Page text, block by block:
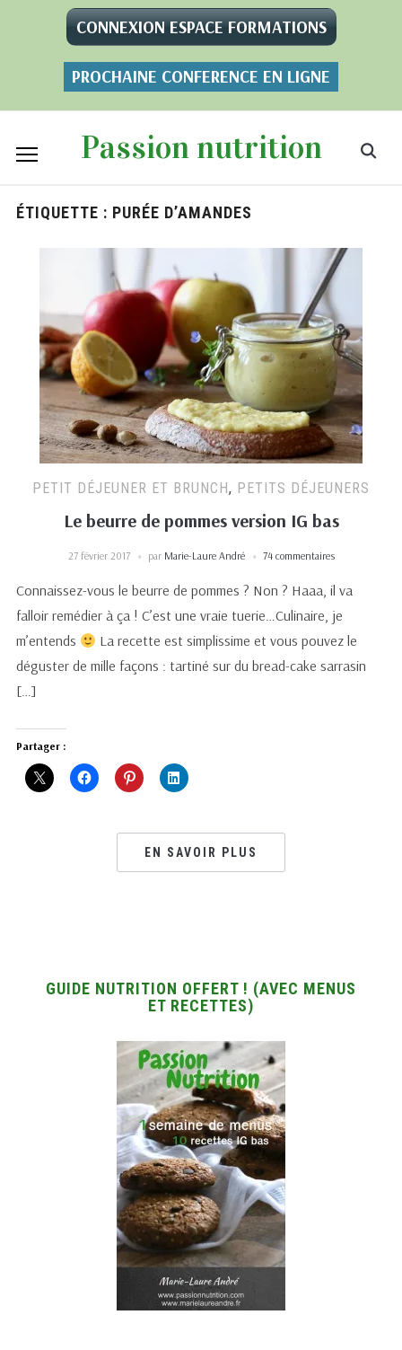
CONNEXION ESPACE FORMATIONS
PROCHAINE CONFERENCE EN LIGNE
Passion nutrition
ÉTIQUETTE : PURÉE D’AMANDES
PETIT DÉJEUNER ET BRUNCH, PETITS DÉJEUNERS
Le beurre de pommes version IG bas
27 février 2017 par Marie-Laure André 74 commentaires
Connaissez-vous le beurre de pommes ? Non ? Haaa, il va
falloir remédier à ça ! C’est une vraie tuerie…Culinaire, je
m’entends
La recette est simplissime et vous pouvez le
déguster de mille façons : tartiné sur du bread-cake sarrasin
[…]
Partager :
EN SAVOIR PLUS
GUIDE NUTRITION OFFERT ! (AVEC MENUS
ET RECETTES)